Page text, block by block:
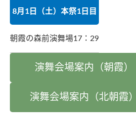
8月1日（土）本祭1日目
朝霞の森前演舞場17：29
演舞会場案内（朝霞）
演舞会場案内（北朝霞）